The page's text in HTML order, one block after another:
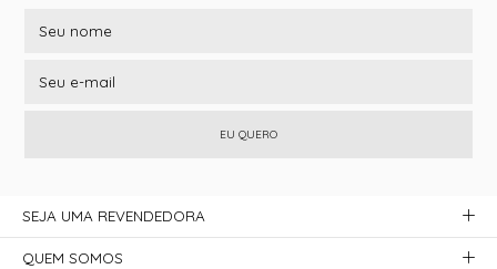
EU QUERO
SEJA UMA REVENDEDORA
QUEM SOMOS